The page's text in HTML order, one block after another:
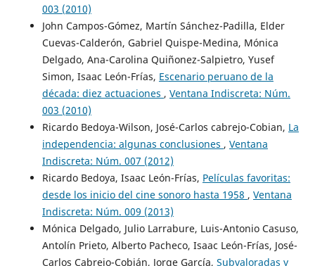
003 (2010)
John Campos-Gómez, Martín Sánchez-Padilla, Elder
Cuevas-Calderón, Gabriel Quispe-Medina, Mónica
Delgado, Ana-Carolina Quiñonez-Salpietro, Yusef
Simon, Isaac León-Frías, Escenario peruano de la
década: diez actuaciones , Ventana Indiscreta: Núm.
003 (2010)
Ricardo Bedoya-Wilson, José-Carlos cabrejo-Cobian, La
independencia: algunas conclusiones , Ventana
Indiscreta: Núm. 007 (2012)
Ricardo Bedoya, Isaac León-Frías, Películas favoritas:
desde los inicio del cine sonoro hasta 1958 , Ventana
Indiscreta: Núm. 009 (2013)
Mónica Delgado, Julio Larrabure, Luis-Antonio Casuso,
Antolín Prieto, Alberto Pacheco, Isaac León-Frías, José-
Carlos Cabrejo-Cobián, Jorge García, Subvaloradas y